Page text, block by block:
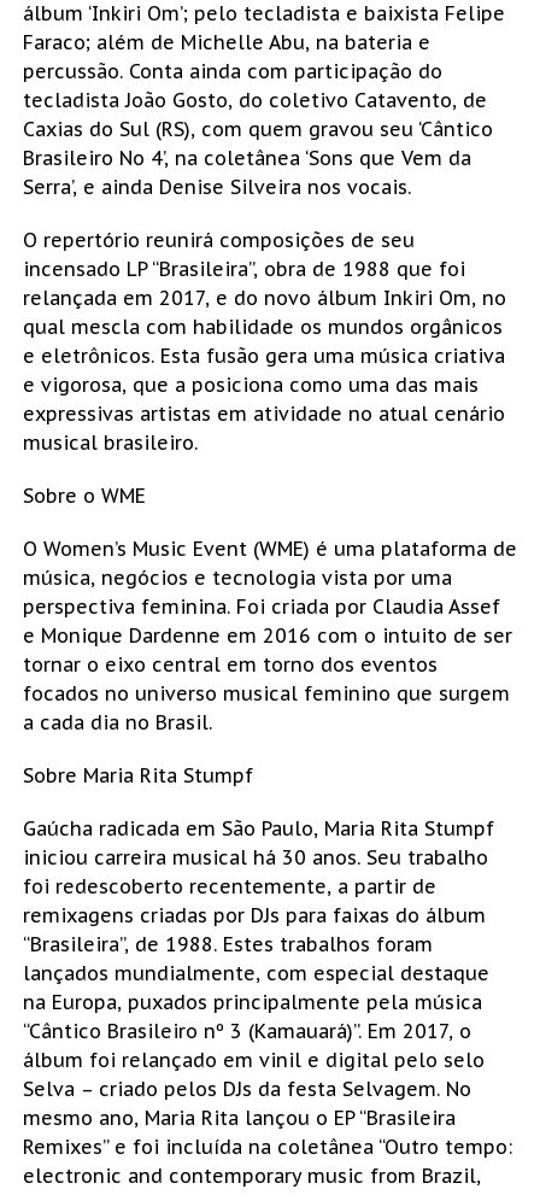
álbum ‘Inkiri Om’; pelo tecladista e baixista Felipe
Faraco; além de Michelle Abu, na bateria e
percussão. Conta ainda com participação do
tecladista João Gosto, do coletivo Catavento, de
Caxias do Sul (RS), com quem gravou seu ‘Cântico
Brasileiro No 4’, na coletânea ‘Sons que Vem da
Serra’, e ainda Denise Silveira nos vocais.
O repertório reunirá composições de seu
incensado LP “Brasileira”, obra de 1988 que foi
relançada em 2017, e do novo álbum Inkiri Om, no
qual mescla com habilidade os mundos orgânicos
e eletrônicos. Esta fusão gera uma música criativa
e vigorosa, que a posiciona como uma das mais
expressivas artistas em atividade no atual cenário
musical brasileiro.
Sobre o WME
O Women’s Music Event (WME) é uma plataforma de
música, negócios e tecnologia vista por uma
perspectiva feminina. Foi criada por Claudia Assef
e Monique Dardenne em 2016 com o intuito de ser
tornar o eixo central em torno dos eventos
focados no universo musical feminino que surgem
a cada dia no Brasil.
Sobre Maria Rita Stumpf
Gaúcha radicada em São Paulo, Maria Rita Stumpf
iniciou carreira musical há 30 anos. Seu trabalho
foi redescoberto recentemente, a partir de
remixagens criadas por DJs para faixas do álbum
“Brasileira”, de 1988. Estes trabalhos foram
lançados mundialmente, com especial destaque
na Europa, puxados principalmente pela música
“Cântico Brasileiro nº 3 (Kamauará)”. Em 2017, o
álbum foi relançado em vinil e digital pelo selo
Selva – criado pelos DJs da festa Selvagem. No
mesmo ano, Maria Rita lançou o EP “Brasileira
Remixes” e foi incluída na coletânea “Outro tempo:
electronic and contemporary music from Brazil,